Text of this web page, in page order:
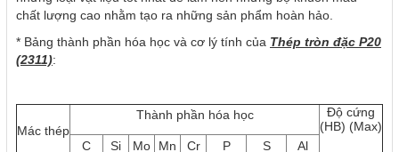
chất lượng cao nhằm tạo ra những sản phẩm hoàn hảo.
* Bảng thành phần hóa học và cơ lý tính của Thép tròn đặc P20
(2311):
Mác thép
Thành phần hóa học
Độ cứng
(HB) (Max)
C
Si Mo Mn Cr P S
Al